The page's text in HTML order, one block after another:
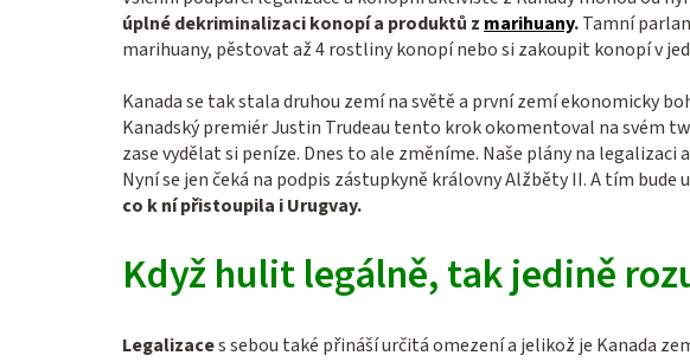
úplné dekriminalizaci konopí a produktů z marihuany.Tamní
marihuany, pěstovat až 4 rostliny konopí nebo si zakoupit konopí v
Kanada se tak stala druhou zemí na světě a první zemí ekonomicky
Kanadský premiér Justin Trudeau tento krok okomentoval na svém
zase vydělat si peníze. Dnes to ale změníme. Naše plány na
Nyní se jen čeká na podpis zástupkyně královny Alžběty II. A tím bude
co k ní přistoupila i Urugvay.
Když hulit legálně, tak jedině
Legalizaces sebou také přináší určitá omezení a jelikož je Kanada